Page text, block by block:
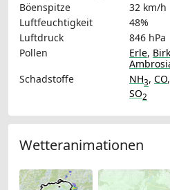
Böenspitze
32 km/h
Luftfeuchtigkeit
48%
Luftdruck
846 hPa
Pollen
Erle,
Schadstoffe
NH3, CO,
SO2
Wetteranimationen